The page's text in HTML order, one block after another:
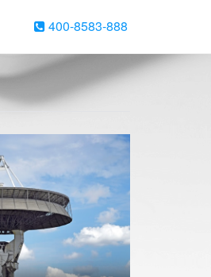
400-8583-888